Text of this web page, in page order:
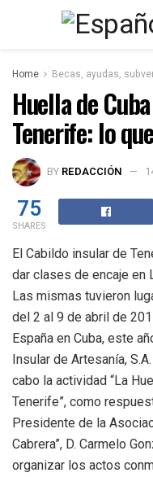
Home Becas, ayudas,
Huella de
Tenerife: lo
BY REDACCIÓN
75
SHARES
El Cabildo insular de
dar clases de encaje en
Las mismas tuvieron
del 2 al 9 de abril de
España en Cuba, este
Insular de Artesanía,
cabo la actividad “La
Tenerife”, como
Presidente de la
Cabrera”, D. Carmelo
organizar los actos